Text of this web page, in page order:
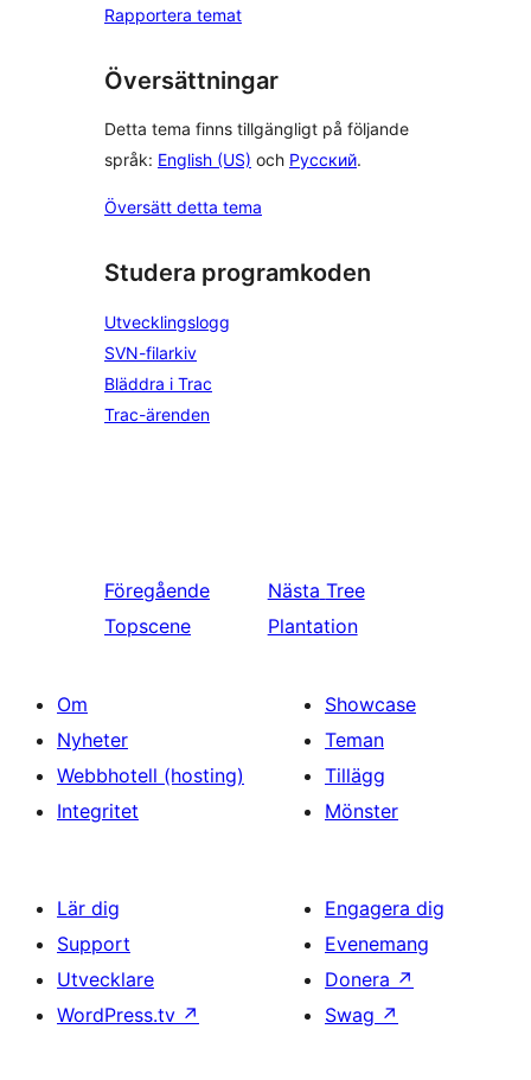
Rapportera temat
Översättningar
Detta tema finns tillgängligt på följande
språk: English (US) och Русский.
Översätt detta tema
Studera programkoden
Utvecklingslogg
SVN-filarkiv
Bläddra i Trac
Trac-ärenden
Föregående
Topscene
Nästa Tree
Plantation
Om
Nyheter
Webbhotell (hosting)
Integritet
Showcase
Teman
Tillägg
Mönster
Lär dig
Support
Utvecklare
WordPress.tv ↗
Engagera dig
Evenemang
Donera ↗
Swag ↗